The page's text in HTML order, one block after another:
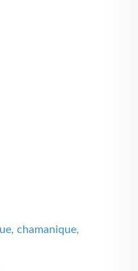
chamanique,